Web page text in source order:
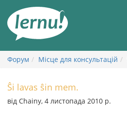
змісту
Форум Місце для консультацій
Ŝi lavas ŝin mem.
від Chainy, 4 листопада 2010 р.